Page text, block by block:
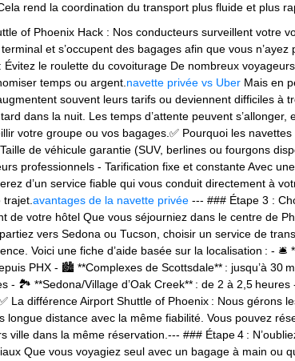
rend la coordination du transport plus fluide et plus
of Phoenix Hack : Nos conducteurs surveillent votre
et s’occupent des bagages afin que vous n’ayez
Évitez le roulette du covoiturage De nombreux
temps ou argent. navette privée vs Uber Mais en
souvent leurs tarifs ou deviennent difficiles à
dans la nuit. Les temps d’attente peuvent s’allonger,
votre groupe ou vos bagages.✅ Pourquoi les
de véhicule garantie (SUV, berlines ou fourgons
professionnels - Tarification fixe et constante Avec
d’un service fiable qui vous conduit directement à
avantages de la navette privée --- ### Étape 3 :
de votre hôtel Que vous séjourniez dans le centre de
vers Sedona ou Tucson, choisir un service de
Voici une fiche d’aide basée sur la localisation : - 🛎️
PHX - 🏙️ **Complexes de Scottsdale** : jusqu’à 30
- 🏞️ **Sedona/Village d’Oak Creek** : de 2 à 2,5
La différence Airport Shuttle of Phoenix : Nous gérons
longue distance avec la même fiabilité. Vous pouvez
ville dans la même réservation.--- ### Étape 4 :
Que vous voyagiez seul avec un bagage à main ou